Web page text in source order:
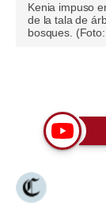
Opinión
Editorial
Tendencias
Viajes
Kenia impuso
de la tala de
bosques.